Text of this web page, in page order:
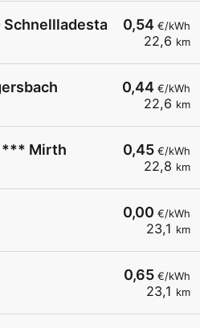
0,54 €/kWh
22,6 km
Schnellladestation
0,44 €/kWh
22,6 km
0,45 €/kWh
22,8 km
*** Mirth
0,00 €/kWh
23,1 km
0,65 €/kWh
23,1 km